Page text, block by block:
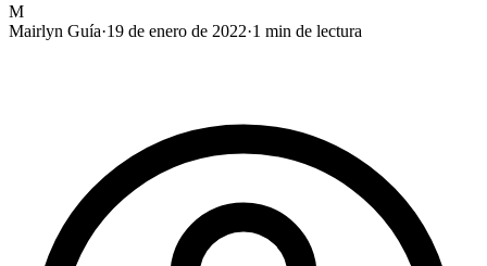
M
Mairlyn Guía·19 de enero de 2022·1 min de lectura